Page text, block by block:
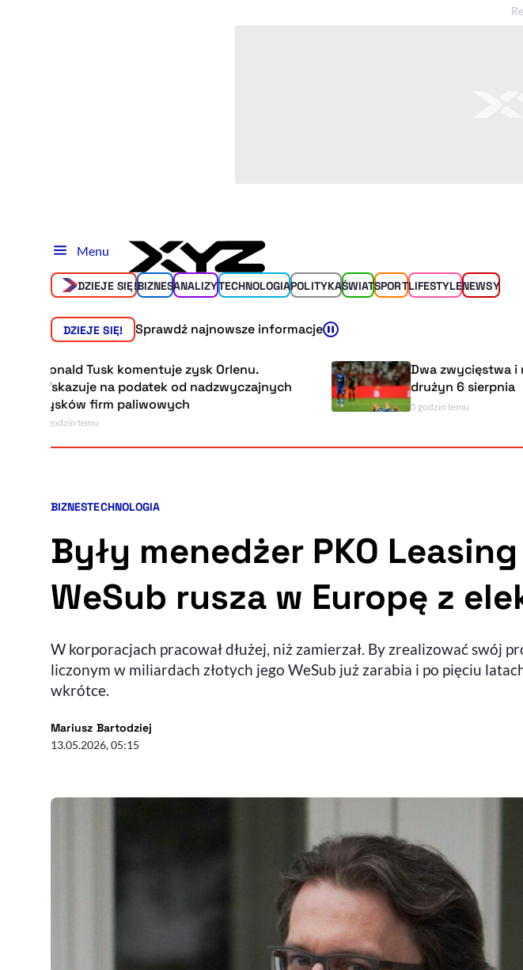
Menu
DZIEJE SIĘ!BIZNESANALIZYTECHNOLOGIAPOLITYKAŚWIATSPORTLIFESTYLENEWSY
DZIEJE SIĘ! Sprawdź najnowsze informacje
Donald Tusk komentuje zysk Orlenu.
Wskazuje na podatek od nadzwyczajnych
zysków firm paliwowych
5 godzin temu
Dwa
drużyn 6
5 godzin temu
Kategorie artykułu:
BIZNESTECHNOLOGIA
Były menedżer PKO
WeSub rusza w Europę z
W korporacjach pracował dłużej, niż zamierzał. By zrealizować swój
liczonym w miliardach złotych jego WeSub już zarabia i po pięciu
wkrótce.
Mariusz Bartodziej
13.05.2026, 05:15